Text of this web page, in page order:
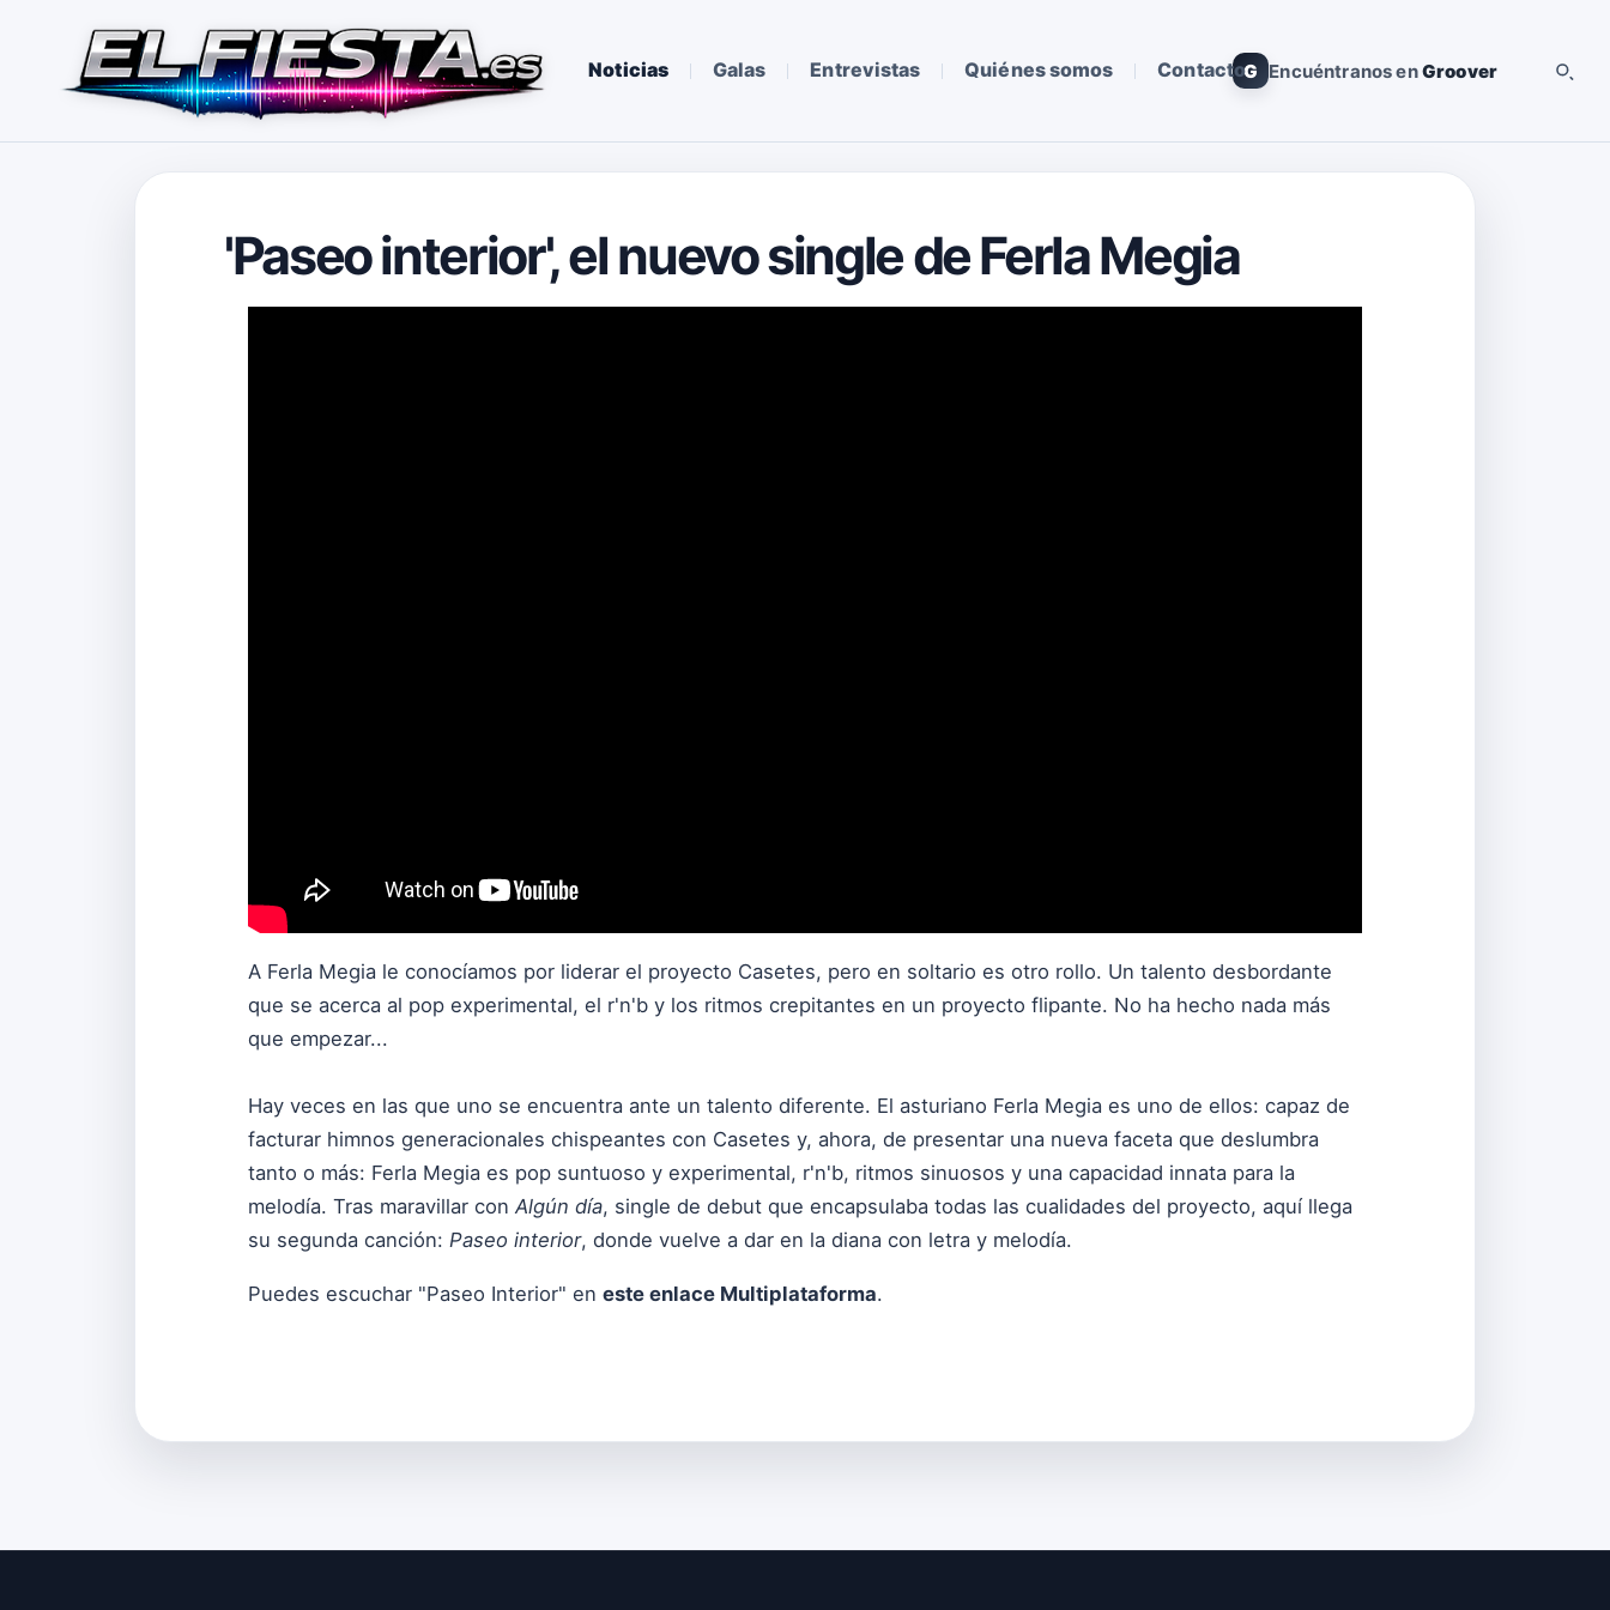
Noticias Galas Entrevistas Quiénes somos ContactoG Encuéntranos enGroover
'Paseo interior', el nuevo single de Ferla Megia
A Ferla Megia le conocíamos por liderar el proyecto Casetes, pero en soltario es otro rollo. Un talento desbordante
que se acerca al pop experimental, el r'n'b y los ritmos crepitantes en un proyecto flipante. No ha hecho nada más
que empezar...
Hay veces en las que uno se encuentra ante un talento diferente. El asturiano Ferla Megia es uno de ellos: capaz de
facturar himnos generacionales chispeantes con Casetes y, ahora, de presentar una nueva faceta que deslumbra
tanto o más: Ferla Megia es pop suntuoso y experimental, r'n'b, ritmos sinuosos y una capacidad innata para la
melodía. Tras maravillar con Algún día, single de debut que encapsulaba todas las cualidades del proyecto, aquí llega
su segunda canción: Paseo interior, donde vuelve a dar en la diana con letra y melodía.
Puedes escuchar "Paseo Interior" en este enlace Multiplataforma.